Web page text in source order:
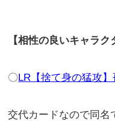
【相性の良いキャラク
〇LR【捨て身の猛攻
交代カードなので同名